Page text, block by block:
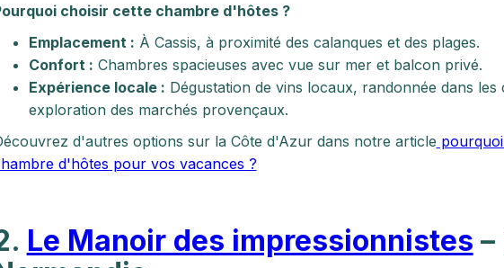
choisir cette chambre d'hôtes ?
Emplacement : À Cassis, à proximité des calanques et des plages.
Confort : Chambres spacieuses avec vue sur mer et balcon privé.
Expérience locale : Dégustation de vins locaux, randonnée dans les
exploration des marchés provençaux.
d'autres options sur la Côte d'Azur dans notre article
d'hôtes pour vos vacances ?
Le Manoir des impressionnistes